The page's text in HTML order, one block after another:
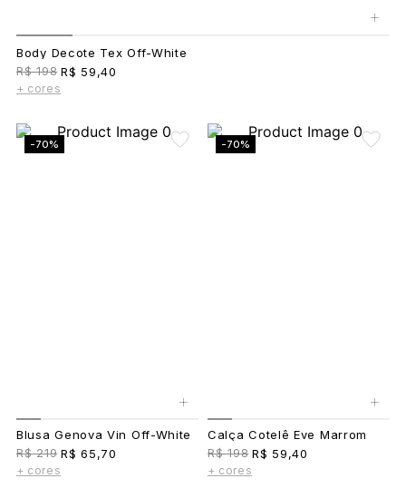
+
Body Decote Tex Off-White
R$ 198 R$ 59,40
+ cores
-70%
+
Blusa Genova Vin Off-White
R$ 219 R$ 65,70
+ cores
-70%
+
Calça Cotelê Eve Marrom
R$ 198 R$ 59,40
+ cores